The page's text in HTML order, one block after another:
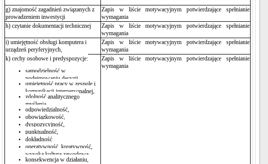
g) znajomość zagadnień związanych z
prowadzeniem inwestycji
Zapis w liście motywacyjnym potwierdzające spełnianie
wymagania
h) czytanie dokumentacji technicznej
Zapis w liście motywacyjnym potwierdzające spełnianie
wymagania
i) umiejętność obsługi komputera i
urządzeń peryferyjnych,
Zapis w liście motywacyjnym potwierdzające spełnianie
wymagania
k) cechy osobowe i predyspozycje:
samodzielność w
podejmowaniu decyzji,
umiejętność pracy w zespole i
komunikacji interpersonalnej,
zdolność analitycznego
myślenia,
odpowiedzialność,
obowiązkowość,
dyspozycyjność,
punktualność,
dokładność
operatywność, kreatywność,
wysoka kultura zawodowa
konsekwencja w działaniu,
Zapis w liście motywacyjnym potwierdzające spełnianie
wymagania